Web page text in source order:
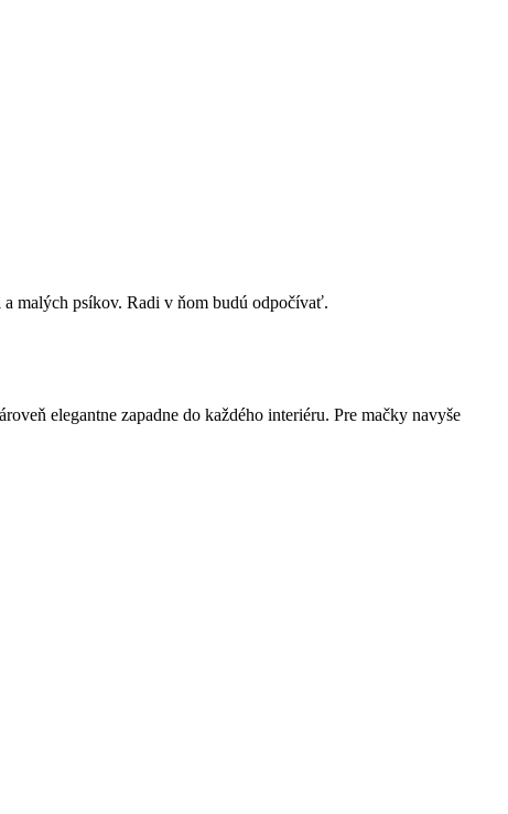
malých psíkov. Radi v ňom budú odpočívať.
elegantne zapadne do každého interiéru. Pre mačky navyše